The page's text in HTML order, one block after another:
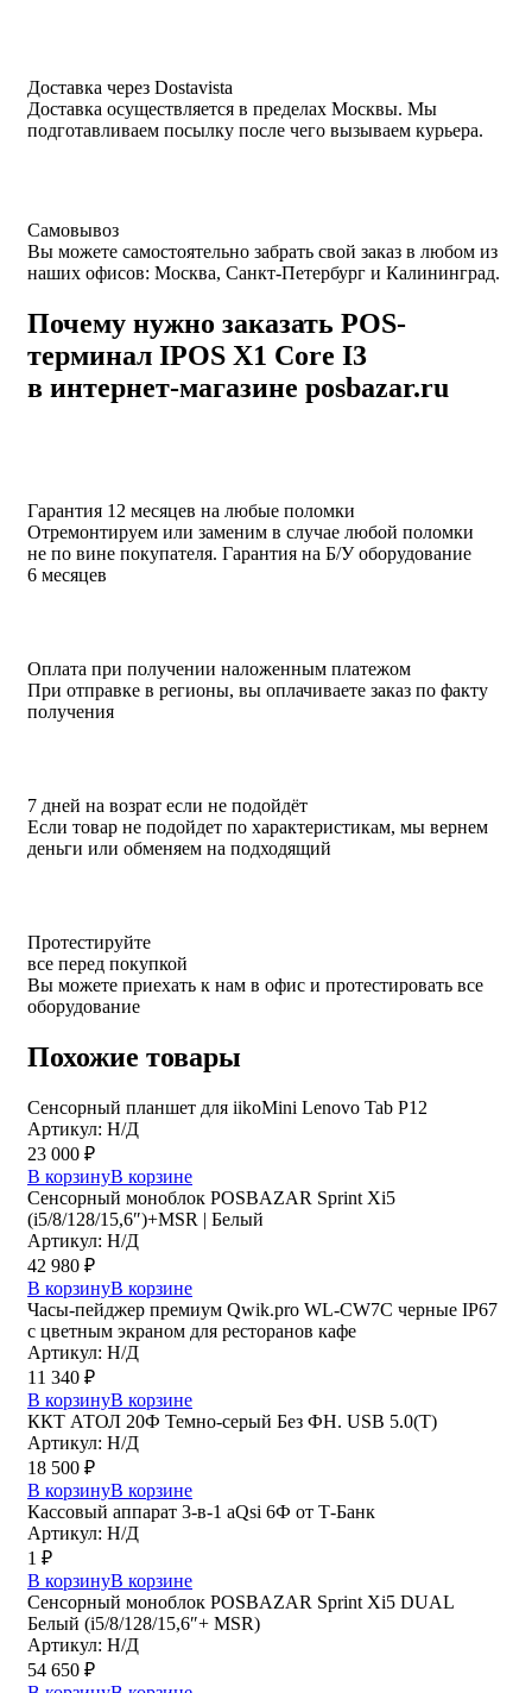
Доставка через Dostavista
Доставка осуществляется в пределах Москвы. Мы
подготавливаем посылку после чего вызываем курьера.
Самовывоз
Вы можете самостоятельно забрать свой заказ в любом из
наших офисов: Москва, Санкт-Петербург и Калининград.
Почему нужно заказать POS-
терминал IPOS X1 Core I3
в интернет-магазине posbazar.ru
Гарантия 12 месяцев на любые поломки
Отремонтируем или заменим в случае любой поломки
не по вине покупателя. Гарантия на Б/У оборудование
6 месяцев
Оплата при получении наложенным платежом
При отправке в регионы, вы оплачиваете заказ по факту
получения
7 дней на возрат если не подойдёт
Если товар не подойдет по характеристикам, мы вернем
деньги или обменяем на подходящий
Протестируйте
все перед покупкой
Вы можете приехать к нам в офис и протестировать все
оборудование
Похожие товары
Сенсорный планшет для iikoMini Lenovo Tab P12
Артикул: Н/Д
23 000 ₽
В корзинуВ корзине
Сенсорный моноблок POSBAZAR Sprint Хi5
(i5/8/128/15,6″)+MSR | Белый
Артикул: Н/Д
42 980 ₽
В корзинуВ корзине
Часы-пейджер премиум Qwik.pro WL-CW7C черные IP67
с цветным экраном для ресторанов кафе
Артикул: Н/Д
11 340 ₽
В корзинуВ корзине
ККТ АТОЛ 20Ф Темно-серый Без ФН. USB 5.0(Т)
Артикул: Н/Д
18 500 ₽
В корзинуВ корзине
Кассовый аппарат 3-в-1 aQsi 6Ф от Т-Банк
Артикул: Н/Д
1 ₽
В корзинуВ корзине
Сенсорный моноблок POSBAZAR Sprint Хi5 DUAL
Белый (i5/8/128/15,6″+ MSR)
Артикул: Н/Д
54 650 ₽